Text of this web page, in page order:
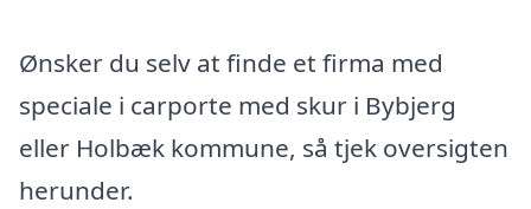
Ønsker du selv at finde et firma med
speciale i carporte med skur i Bybjerg
eller Holbæk kommune, så tjek oversigten
herunder.